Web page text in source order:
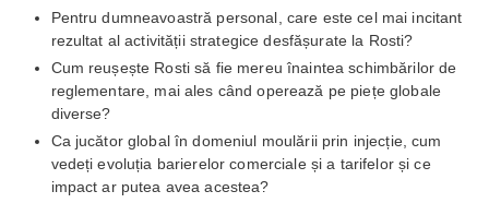
Pentru dumneavoastră personal, care este cel mai incitant
rezultat al activității strategice desfășurate la Rosti?
Cum reușește Rosti să fie mereu înaintea schimbărilor de
reglementare, mai ales când operează pe piețe globale
diverse?
Ca jucător global în domeniul moulării prin injecție, cum
vedeți evoluția barierelor comerciale și a tarifelor și ce
impact ar putea avea acestea?